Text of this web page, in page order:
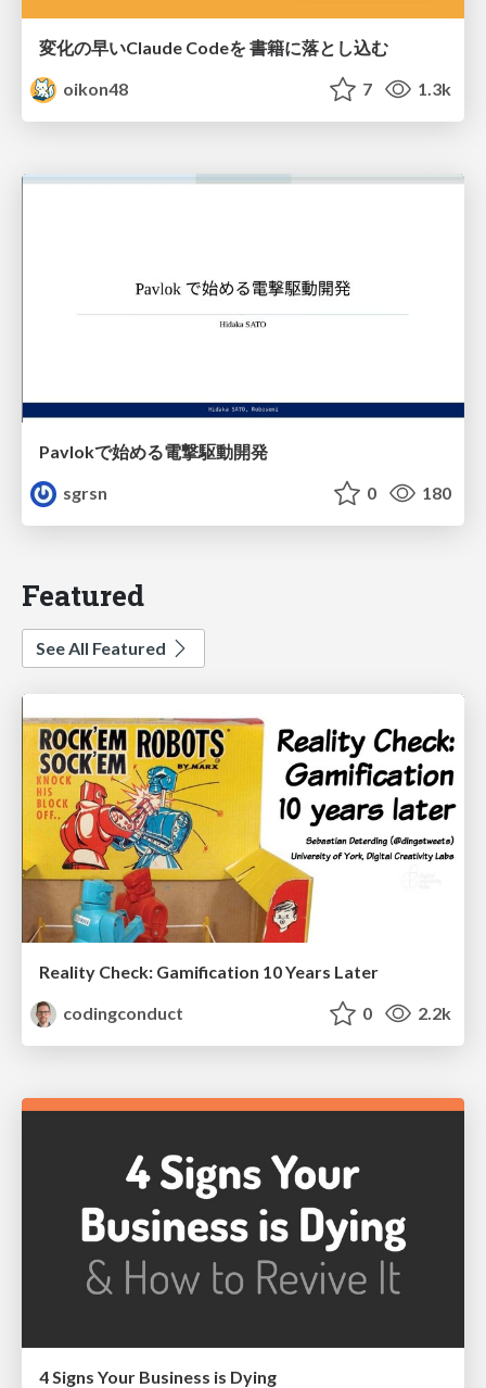
変化の早いClaude Codeを 書籍に落とし込む
oikon48
7 1.3k
Pavlokで始める電撃駆動開発
sgrsn
0 180
Featured
See All Featured
Reality Check: Gamification 10 Years Later
codingconduct
0 2.2k
4 Signs Your Business is Dying